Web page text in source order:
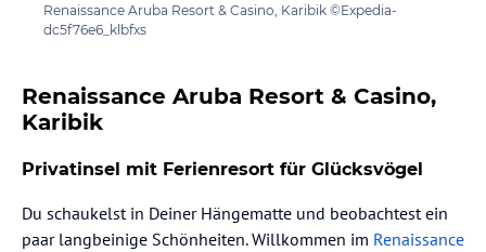
Renaissance Aruba Resort & Casino, Karibik ©Expedia-
dc5f76e6_klbfxs
Renaissance Aruba Resort & Casino,
Karibik
Privatinsel mit Ferienresort für Glücksvögel
Du schaukelst in Deiner Hängematte und beobachtest ein
paar langbeinige Schönheiten. Willkommen im Renaissance